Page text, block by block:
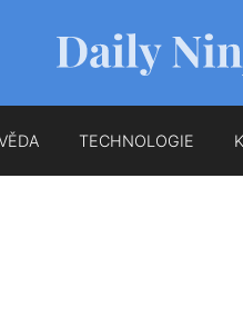
TECHNOLOGIE